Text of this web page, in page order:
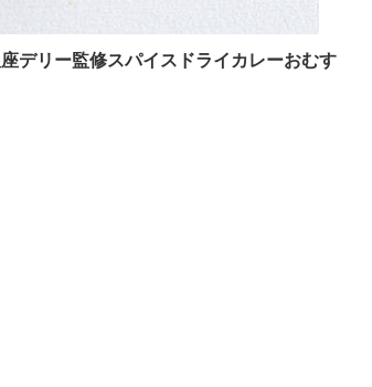
デリー監修スパイスドライカレーおむす